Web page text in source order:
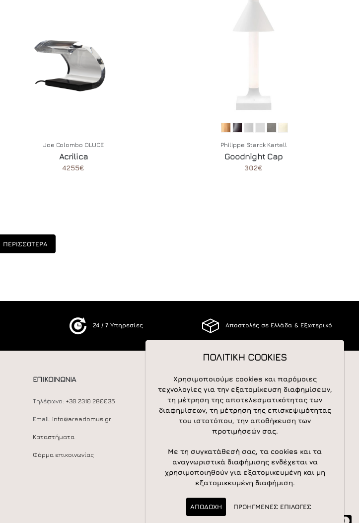
Joe Colombo OLUCE
Acrilica
4255€
Philippe Starck Kartell
Goodnight Cap
302€
ΠΕΡΙΣΣΟΤΕΡΑ
24 / 7 Υπηρεσίες Αποστολές σε Ελλάδα & Εξωτερικό
ΕΠΙΚΟΙΝΩΝΙΑ
Τηλέφωνο: +30 2310 280035
Email: info@areadomus.gr
Καταστήματα
Φόρμα επικοινωνίας
ΑΚΟΛΟΥΘΕΙΣΤΕ ΜΑΣ
NEWSLETTER
Newsletter Subscribe
ΠΟΛΙΤΙΚΗ COOKIES
Χρησιμοποιούμε cookies και παρόμοιες
τεχνολογίες για την εξατομίκευση διαφημίσεων,
τη μέτρηση της αποτελεσματικότητας των
διαφημίσεων, τη μέτρηση της επισκεψιμότητας
του ιστοτόπου, την αποθήκευση των
προτιμήσεών σας.
Με τη συγκατάθεσή σας, τα cookies και τα
αναγνωριστικά διαφήμισης ενδέχεται να
χρησιμοποιηθούν για εξατομικευμένη και μη
εξατομικευμένη διαφήμιση.
ΑΠΟΔΟΧΗ ΠΡΟΗΓΜΕΝΕΣ ΕΠΙΛΟΓΕΣ
ΠΟΛΙΤΙΚΗ COOKIES
Χρησιμοποιούμε cookies και παρόμοιες
τεχνολογίες για την εξατομίκευση διαφημίσεων,
τη μέτρηση της αποτελεσματικότητας των
διαφημίσεων, τη μέτρηση της επισκεψιμότητας
του ιστοτόπου, την αποθήκευση των
προτιμήσεών σας.
Με τη συγκατάθεσή σας, τα cookies και τα
αναγνωριστικά διαφήμισης ενδέχεται να
χρησιμοποιηθούν για εξατομικευμένη και μη
εξατομικευμένη διαφήμιση.
ΑΠΟΔΟΧΗ ΠΡΟΗΓΜΕΝΕΣ ΕΠΙΛΟΓΕΣ